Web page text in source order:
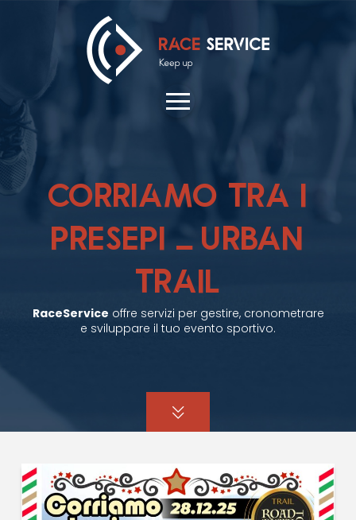
CORRIAMO TRA I
PRESEPI – URBAN
TRAIL
RaceService offre servizi per gestire, cronometrare
e sviluppare il tuo evento sportivo.